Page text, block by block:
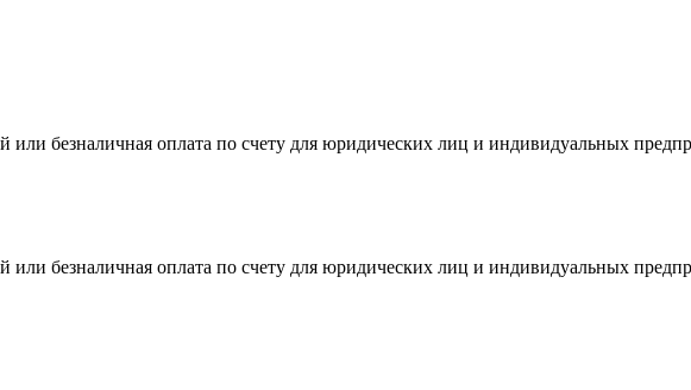
или безналичная оплата по счету для юридических лиц и индивидуальных
или безналичная оплата по счету для юридических лиц и индивидуальных